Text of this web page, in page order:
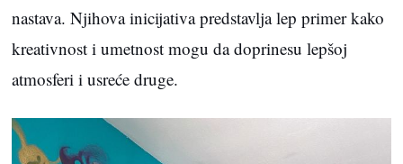
nastava. Njihova inicijativa predstavlja lep primer kako
kreativnost i umetnost mogu da doprinesu lepšoj
atmosferi i usreće druge.